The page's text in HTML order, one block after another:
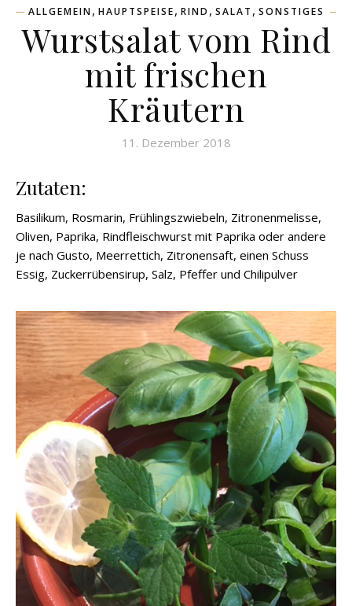
ALLGEMEIN, HAUPTSPEISE, RIND , SALAT , SONSTIGES
Wurstsalat vom Rind
mit frischen
Kräutern
11. Dezember 2018
Zutaten:
Basilikum, Rosmarin, Frühlingszwiebeln, Zitronenmelisse,
Oliven, Paprika, Rindfleischwurst mit Paprika oder andere
je nach Gusto, Meerrettich, Zitronensaft, einen Schuss
Essig, Zuckerrübensirup, Salz, Pfeffer und Chilipulver